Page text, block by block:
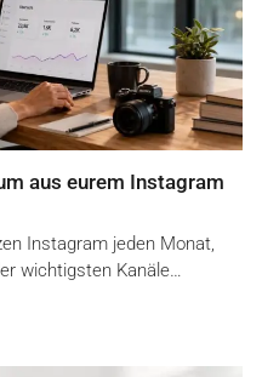
aus eurem Instagram
Instagram jeden Monat,
wichtigsten Kanäle…